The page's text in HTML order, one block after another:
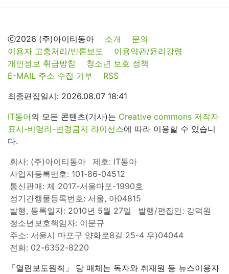
ⓒ2026 (주)아이티동아 소개
문의
이용자 고충처리/반론보도
이용약관/윤리강령
개인정보 취급방침
청소년 보호 정책
E-MAIL 주소 수집 거부
RSS
최종편집일시: 2026.08.07 18:41
IT동아의 모든 콘텐츠(기사)는 Creative commons 저작자
표시-비영리-변경금지 라이선스에 따라 이용할 수 있습니
다.
회사: (주)아이티동아
제호: IT동아
사업자등록번호: 101-86-04512
통신판매: 제 2017-서울마포-1990호
정기간행물등록번호: 서울, 아04815
발행, 등록일자: 2010년 5월 27일
발행/편집인: 강덕원
청소년보호책임자: 이문규
주소: 서울시 마포구 양화로8길 25-4 우)04044
전화: 02-6352-8220
「열린보도원칙」 당 매체는 독자와 취재원 등 뉴스이용자